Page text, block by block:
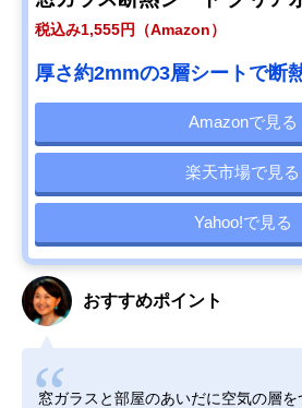
税込み1,555円（Amazon）
厚さ約2mmの3層シートで断
Amazonで見る
楽天市場で見る
Yahoo!で見る
おすすめポイント
窓ガラスと部屋のあいだに空気の層